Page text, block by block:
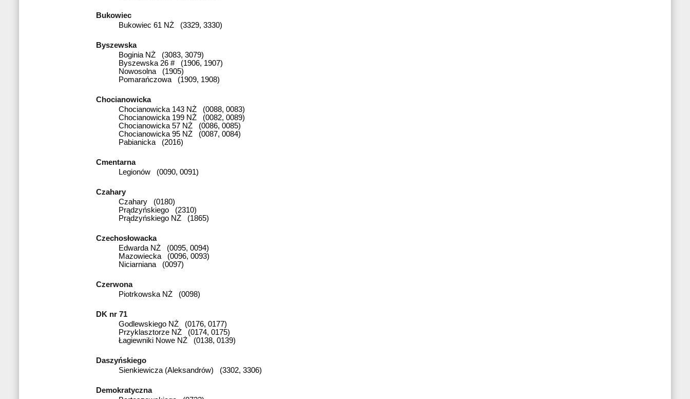
Bukowiec
Bukowiec 61 NŻ (3329, 3330)
Byszewska
Boginia NŻ (3083, 3079)
Byszewska 26 # (1906, 1907)
Nowosolna (1905)
Pomarańczowa (1909, 1908)
Chocianowicka
Chocianowicka 143 NŻ (0088, 0083)
Chocianowicka 199 NŻ (0082, 0089)
Chocianowicka 57 NŻ (0086, 0085)
Chocianowicka 95 NŻ (0087, 0084)
Pabianicka (2016)
Cmentarna
Legionów (0090, 0091)
Czahary
Czahary (0180)
Prądzyńskiego (2310)
Prądzyńskiego NŻ (1865)
Czechosłowacka
Edwarda NŻ (0095, 0094)
Mazowiecka (0096, 0093)
Niciarniana (0097)
Czerwona
Piotrkowska NŻ (0098)
DK nr 71
Godlewskiego NŻ (0176, 0177)
Przyklasztorze NŻ (0174, 0175)
Łagiewniki Nowe NŻ (0138, 0139)
Daszyńskiego
Sienkiewicza (Aleksandrów) (3302, 3306)
Demokratyczna